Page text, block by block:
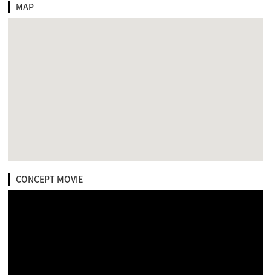
MAP
CONCEPT MOVIE